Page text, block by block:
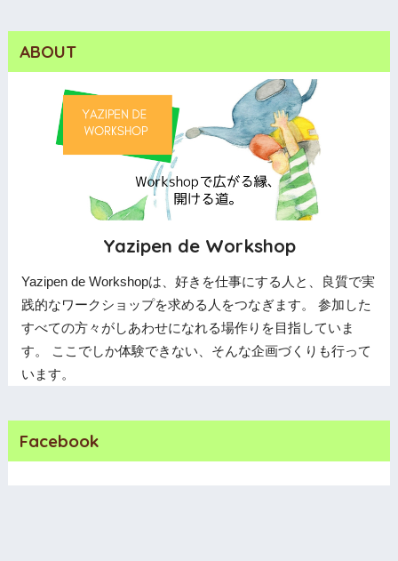
ABOUT
Yazipen de Workshop
Yazipen de Workshopは、好きを仕事にする人と、良質で実
践的なワークショップを求める人をつなぎます。 参加した
すべての方々がしあわせになれる場作りを目指していま
す。 ここでしか体験できない、そんな企画づくりも行って
います。
Facebook